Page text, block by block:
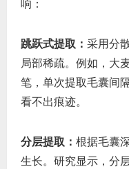
响：
跳跃式提取： 采用分
局部稀疏。例如，大
笔，单次提取毛囊间
看不出痕迹。
分层提取： 根据毛囊
生长。研究显示，分